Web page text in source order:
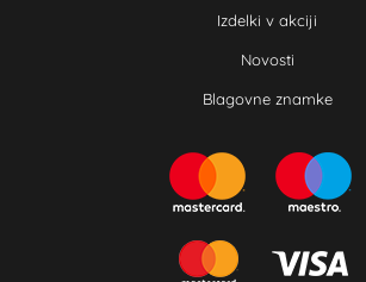
Izdelki v akciji
Novosti
Blagovne znamke